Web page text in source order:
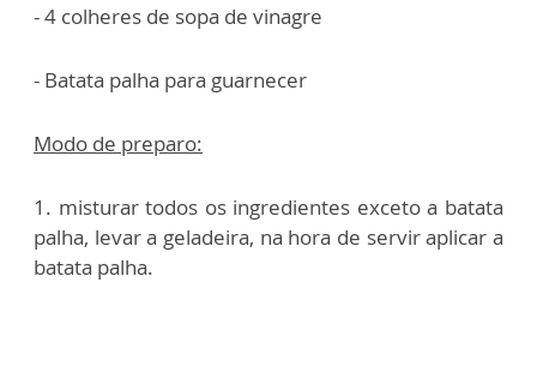
- 4 colheres de sopa de vinagre
- Batata palha para guarnecer
Modo de preparo:
1. misturar todos os ingredientes exceto a batata
palha, levar a geladeira, na hora de servir aplicar a
batata palha.